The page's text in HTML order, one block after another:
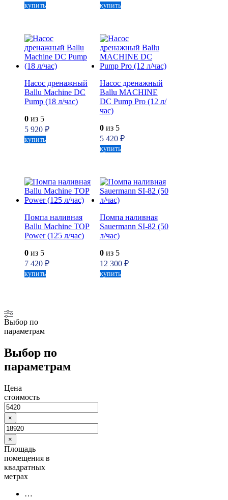
купить купить
Насос дренажный
Ballu Machine DС
Pump (18 л/час)
0 из 5
5 920 ₽
купить
Насос дренажный
Ballu MACHINE
DС Pump Pro (12 л/
час)
0из 5
5 420 ₽
купить
Помпа наливная
Ballu Machine TOP
Power (125 л/час)
0 из 5
7 420 ₽
купить
Помпа наливная
Sauermann SI-82 (50
л/час)
0из 5
12 300 ₽
купить
Выбор по
параметрам
Выбор по
параметрам
Цена
стоимость
×
×
Площадь
помещения в
квадратных
метрах
…